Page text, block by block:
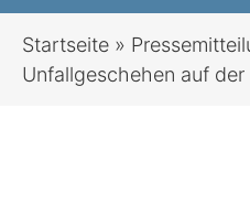
Startseite
Startseite »
Unfallgeschehen auf